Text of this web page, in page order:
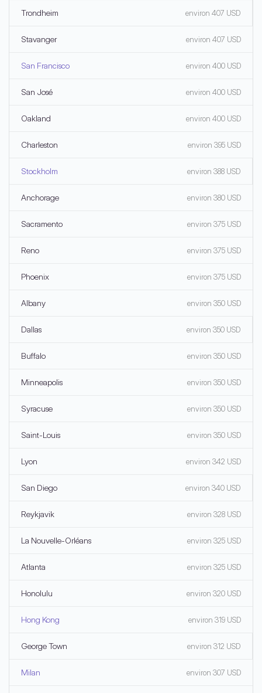
Trondheim environ 407 USD
Stavanger environ 407 USD
San Francisco environ 400 USD
San José environ 400 USD
Oakland environ 400 USD
Charleston environ 395 USD
Stockholm environ 388 USD
Anchorage environ 380 USD
Sacramento environ 375 USD
Reno environ 375 USD
Phoenix environ 375 USD
Albany environ 350 USD
Dallas environ 350 USD
Buffalo environ 350 USD
Minneapolis environ 350 USD
Syracuse environ 350 USD
Saint-Louis environ 350 USD
Lyon environ 342 USD
San Diego environ 340 USD
Reykjavik environ 328 USD
La Nouvelle-Orléans environ 325 USD
Atlanta environ 325 USD
Honolulu environ 320 USD
Hong Kong environ 319 USD
George Town environ 312 USD
Milan environ 307 USD